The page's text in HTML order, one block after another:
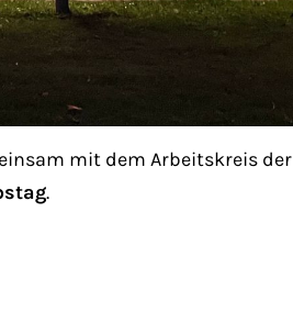
mit dem Arbeitskreis der
.